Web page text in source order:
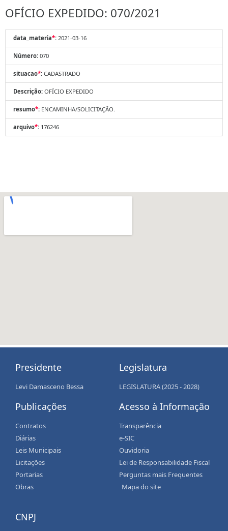
OFÍCIO EXPEDIDO: 070/2021
data_materia*: 2021-03-16
Número: 070
situacao*: CADASTRADO
Descrição: OFÍCIO EXPEDIDO
resumo*: ENCAMINHA/SOLICITAÇÃO.
arquivo*: 176246
Presidente
Levi Damasceno Bessa
Publicações
Contratos
Diárias
Leis Municipais
Licitações
Portarias
Obras
Legislatura
LEGISLATURA (2025 - 2028)
Acesso à Informação
Transparência
e-SIC
Ouvidoria
Lei de Responsabilidade Fiscal
Perguntas mais Frequentes
Mapa do site
CNPJ